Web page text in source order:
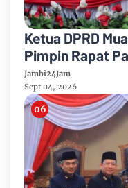
Ketua DPRD
Pimpin Rapat
Rancangan
Anggaran 2026
Jambi24Jam
Sept 04, 2026